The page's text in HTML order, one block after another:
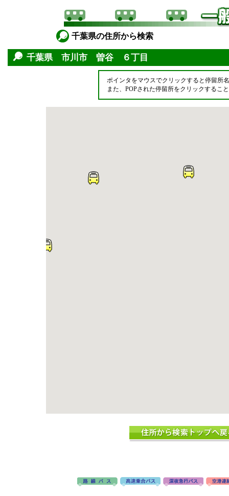
千葉県の住所から検索
千葉県 市川市 曽谷 ６丁目
ポインタをマウスでクリックすると停留所
また、POPされた停留所をクリックするこ